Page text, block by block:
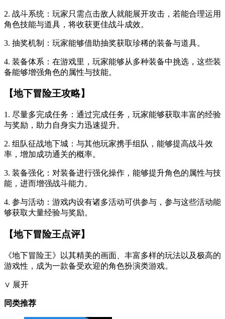
2. 战斗系统：玩家只需点击敌人就能展开攻击，若能合理运用
角色技能与道具，将收获更佳战斗成效。
3. 抽奖机制：玩家能够借助抽奖获取珍稀的装备与道具。
4. 装备体系：在游戏里，玩家能够从多种装备中挑选，这些装
备能够增强角色的属性与技能。
【地下冒险王攻略】
1. 尽量多完成任务：通过完成任务，玩家能够获取丰富的经验
与奖励，助力自身实力迅速提升。
2. 组队征战地下城：与其他玩家携手组队，能够提高战斗效
率，增加成功通关的概率。
3. 装备强化：对装备进行强化操作，能够提升角色的属性与技
能，进而增强战斗能力。
4. 参与活动：游戏内设有诸多活动可供参与，参与这些活动能
够获取大量经验与奖励。
【地下冒险王点评】
《地下冒险王》以其精美的画面、丰富多样的玩法以及极高的
游戏性，成为一款备受欢迎的角色扮演类游戏。
∨ 展开
同类推荐